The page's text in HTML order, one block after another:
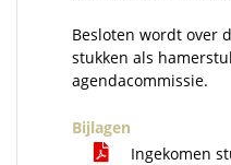
Besloten wordt over
stukken als
agendacommissie.
Bijlagen
Ingekomen